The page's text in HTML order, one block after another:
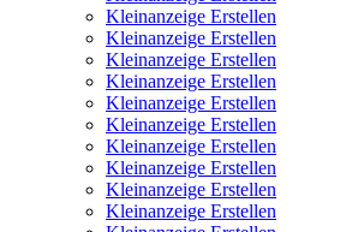
Kleinanzeige Erstellen
Kleinanzeige Erstellen
Kleinanzeige Erstellen
Kleinanzeige Erstellen
Kleinanzeige Erstellen
Kleinanzeige Erstellen
Kleinanzeige Erstellen
Kleinanzeige Erstellen
Kleinanzeige Erstellen
Kleinanzeige Erstellen